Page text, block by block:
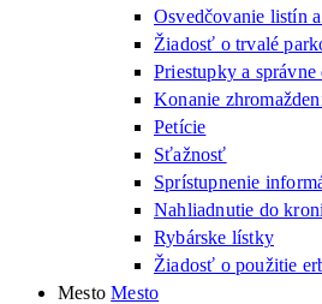
Osvedčovanie listín
Žiadosť o trvalé
Priestupky a
Konanie
Petície
Sťažnosť
Sprístupnenie
Nahliadnutie do
Rybárske lístky
Žiadosť o použitie
Mesto Mesto